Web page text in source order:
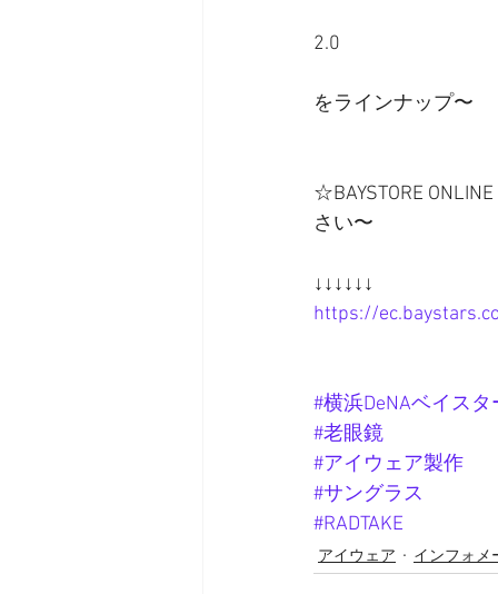
2.0
をラインナップ〜
☆BAYSTORE
さい〜
↓↓↓↓↓↓
https://
#横浜DeNAベイスタ
#老眼鏡
#アイウェア製作
#サングラス
#RADTAKE
アイウェア インフォメ